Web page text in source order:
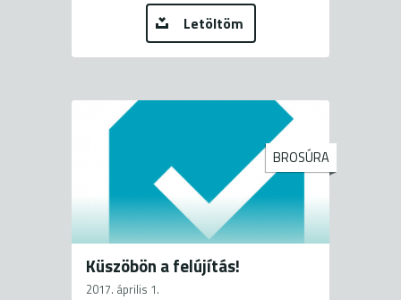
Letöltöm
BROSÚRA
Küszöbön a felújítás!
2017. április 1.